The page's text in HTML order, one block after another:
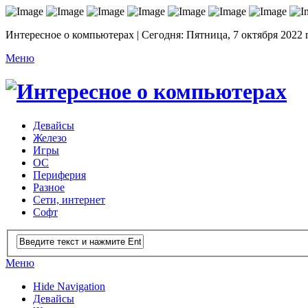
Интересное о компьютерах | Сегодня: Пятница, 7 октября 2022
Меню
Девайсы
Железо
Игры
ОС
Периферия
Разное
Сети, интернет
Софт
Меню
Hide Navigation
Девайсы